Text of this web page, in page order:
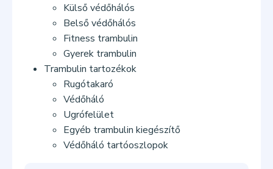
Külső védőhálós
Belső védőhálós
Fitness trambulin
Gyerek trambulin
Trambulin tartozékok
Rugótakaró
Védőháló
Ugrófelület
Egyéb trambulin kiegészítő
Védőháló tartóoszlopok